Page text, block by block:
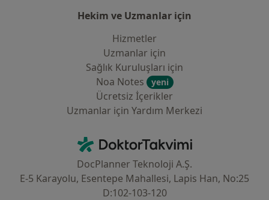
Hekim ve Uzmanlar için
Hizmetler
Uzmanlar için
Sağlık Kuruluşları için
Noa Notes
yeni
Ücretsiz İçerikler
Uzmanlar için Yardım Merkezi
DoktorTakvimi - Ana Sayfa
DocPlanner Teknoloji A.Ş.
E-5 Karayolu, Esentepe Mahallesi, Lapis Han, No:25
D:102-103-120